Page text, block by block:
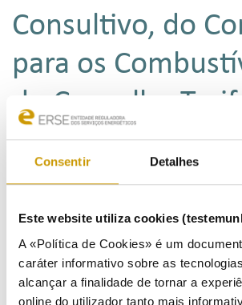
Consentir Detalhes
Este website utiliza cookies
A «Política de Cookies» é um
caráter informativo sobre as
alcançar a finalidade de tornar a
online do utilizador tanto mais
Consultivo, do
para os
do Conselho
ERSE
05/07/2019
A ERSE - Entidade Reguladora dos Serviços Energéticos aprovou,
Pública, o Regulamento relativo à Designação dos Membros do